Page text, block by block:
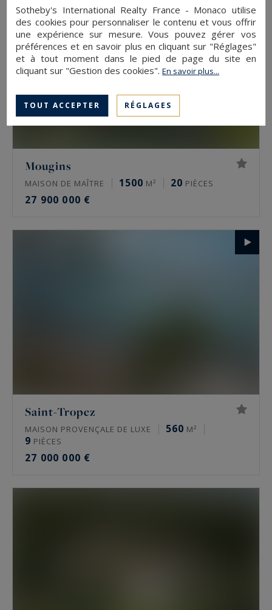
Mougins
MAISON DE MAÎTRE 1500 M² 20 PIÈCES
27 900 000 €
Saint-Tropez
MAISON PROVENÇALE DE LUXE 560 M²
9 PIÈCES
27 000 000 €
Sotheby's International Realty France - Monaco utilise
des cookies pour personnaliser le contenu et vous offrir
une expérience sur mesure. Vous pouvez gérer vos
préférences et en savoir plus en cliquant sur "Réglages"
et à tout moment dans le pied de page du site en
cliquant sur "Gestion des cookies".En savoir plus...
TOUT ACCEPTER RÉGLAGES